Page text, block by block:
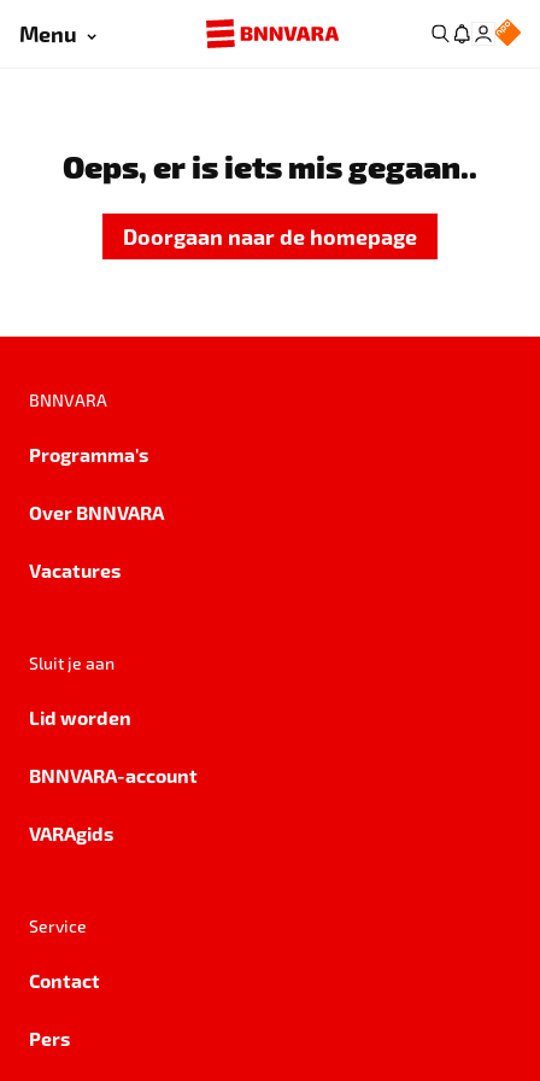
Menu
Oeps, er is iets mis gegaan..
Doorgaan naar de homepage
BNNVARA
Programma's
Over BNNVARA
Vacatures
Sluit je aan
Lid worden
BNNVARA-account
VARAgids
Service
Contact
Pers